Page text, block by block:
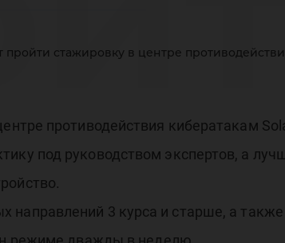
пройти стажировку в центре
противодействия кибератакам
под руководством экспертов, а
3 курса и старше, а